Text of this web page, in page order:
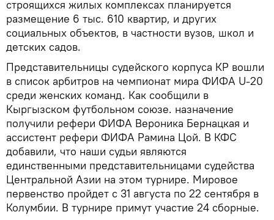
строящихся жилых комплексах планируется
размещение 6 тыс. 610 квартир, и других
социальных объектов, в частности вузов, школ и
детских садов.
Представительницы судейского корпуса КР вошли
в список арбитров на чемпионат мира ФИФА U-20
среди женских команд. Как сообщили в
Кыргызском футбольном союзе. назначение
получили рефери ФИФА Вероника Бернацкая и
ассистент рефери ФИФА Рамина Цой. В КФС
добавили, что наши судьи являются
единственными представительницами судейства
Центральной Азии на этом турнире. Мировое
первенство пройдет с 31 августа по 22 сентября в
Колумбии. В турнире примут участие 24 сборные.